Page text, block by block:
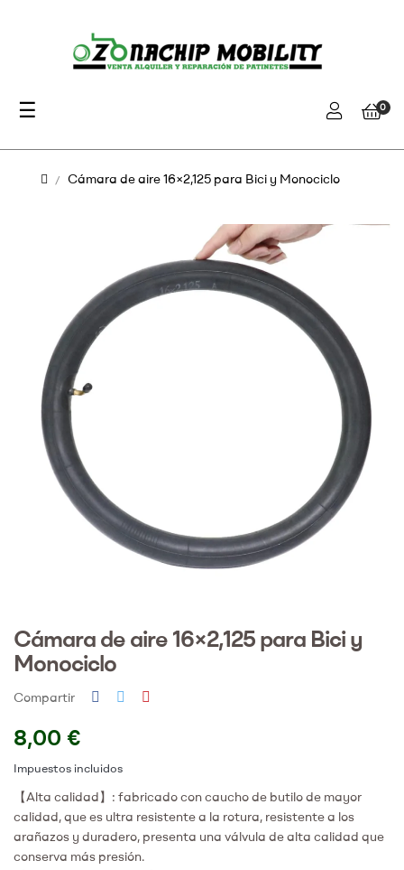
Navegación
palanca
☰ 0
Cámara de aire 16×2,125 para Bici y Monociclo
Cámara de aire 16×2,125 para Bici y
Monociclo
Compartir
8,00 €
Impuestos incluidos
【Alta calidad】: fabricado con caucho de butilo de mayor
calidad, que es ultra resistente a la rotura, resistente a los
arañazos y duradero, presenta una válvula de alta calidad que
conserva más presión.